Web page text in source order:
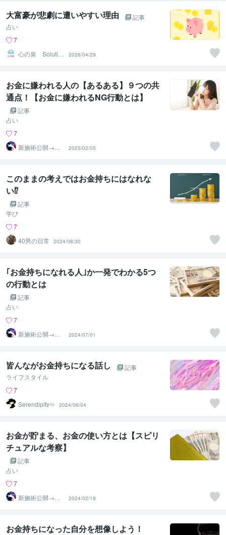
大富豪が悲劇に遭いやすい理由
記事
占い
7
心の泉 Solutio
nHeart
2026/04/29
お金に嫌われる人の【あるある】９つの共
通点！【お金に嫌われるNG行動とは】
記事
占い
7
新施術公開→≪
相手意識強制変
化≫◆星桜龍
2025/02/05
このままの考えではお金持ちにはなれな
い⁉
記事
学び
7
40男の日常
2024/08/30
｢お金持ちになれる人｣か一発でわかる5つ
の行動とは
記事
占い
7
新施術公開→≪
相手意識強制変
化≫◆星桜龍
2024/07/01
皆んながお金持ちになる話し
記事
ライフスタイル
7
Serendipity♾️
2024/06/04
お金が貯まる、お金の使い方とは【スピリ
チュアルな考察】
記事
占い
7
新施術公開→≪
相手意識強制変
化≫◆星桜龍
2024/02/19
お金持ちになった自分を想像しよう！